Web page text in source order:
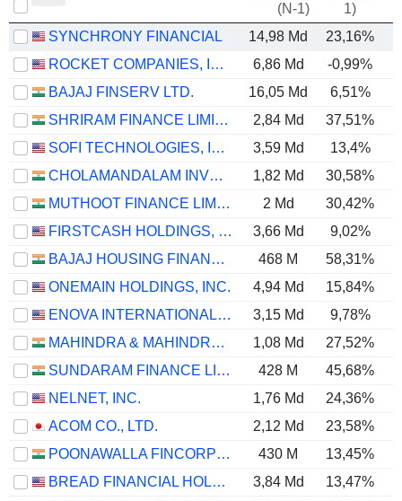
(N-1)
1)
SYNCHRONY FINANCIAL 14,98 Md 23,16%
ROCKET COMPANIES, INC.
6,86 Md -0,99%
BAJAJ FINSERV LTD.
16,05 Md 6,51%
SHRIRAM FINANCE LIMITED
2,84 Md 37,51%
SOFI TECHNOLOGIES, INC.
3,59 Md 13,4%
CHOLAMANDALAM INVESTMENT AND FINANCE COMPANY LIMITED
1,82 Md 30,58%
MUTHOOT FINANCE LIMITED
2 Md 30,42%
FIRSTCASH HOLDINGS, INC.
3,66 Md 9,02%
BAJAJ HOUSING FINANCE LIMITED
468 M 58,31%
ONEMAIN HOLDINGS, INC.
4,94 Md 15,84%
ENOVA INTERNATIONAL, INC.
3,15 Md 9,78%
MAHINDRA & MAHINDRA FINANCIAL SERVICES LIMITED
1,08 Md 27,52%
SUNDARAM FINANCE LIMITED
428 M 45,68%
NELNET, INC.
1,76 Md 24,36%
ACOM CO., LTD.
2,12 Md 23,58%
POONAWALLA FINCORP LIMITED
430 M 13,45%
BREAD FINANCIAL HOLDINGS, INC.
3,84 Md 13,47%